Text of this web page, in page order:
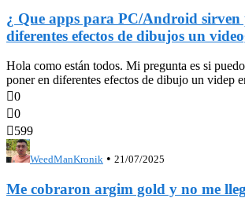
¿ Que apps para PC/Android
diferentes efectos de dibujos un
Hola como están todos. Mi pregunta es si
poner en diferentes efectos de dibujo un videp
0
0
599
WeedManKronik • 21/07/2025
Me cobraron argim gold y no me